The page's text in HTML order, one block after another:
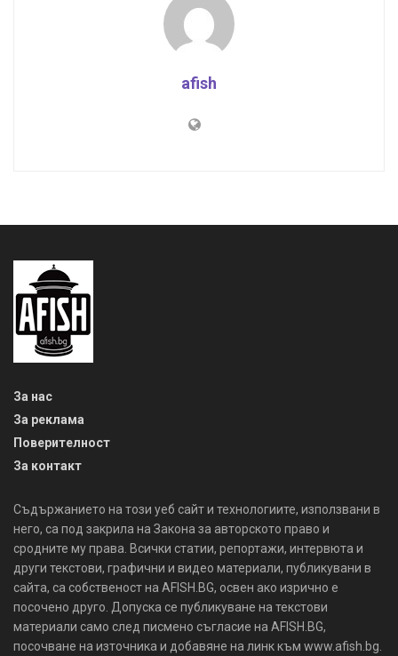
afish
За нас
За реклама
Поверителност
За контакт
Съдържанието на този уеб сайт и технологиите, използвани в
него, са под закрила на Закона за авторското право и
сродните му права. Всички статии, репортажи, интервюта и
други текстови, графични и видео материали, публикувани в
сайта, са собственост на AFISH.BG, освен ако изрично е
посочено друго. Допуска се публикуване на текстови
материали само след писмено съгласие на AFISH.BG,
посочване на източника и добавяне на линк към www.afish.bg.